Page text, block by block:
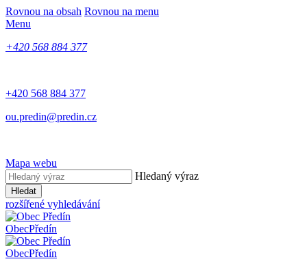
Rovnou na obsah Rovnou na menu
Menu
+420 568 884 377
+420 568 884 377
ou.predin@predin.cz
Mapa webu
Hledaný výraz
Hledat
rozšířené vyhledávání
ObecPředín
ObecPředín